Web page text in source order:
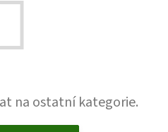
na ostatní kategorie.